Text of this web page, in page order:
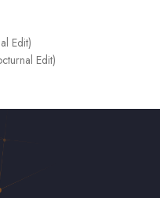
Edit)
Edit)